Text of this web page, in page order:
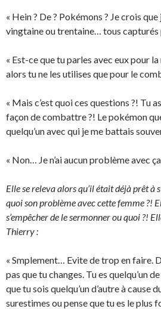
« Hein ? De ? Pokémons ? Je crois que
vingtaine ou trentaine… tous capturés
« Est-ce que tu parles avec eux pour
alors tu ne les utilises que pour le
« Mais c’est quoi ces questions ?! Tu
façon de combattre ?! Le pokémon
quelqu’un avec qui je me battais
« Non… Je n’ai aucun problème avec
Elle se releva alors qu’il était déjà prêt à
quoi son problème avec cette femme ?!
s’empêcher de le sermonner ou quoi ?!
Thierry :
« Smplement… Evite de trop en faire.
pas que tu changes. Tu es quelqu’un
que tu sois quelqu’un d’autre à cause
surestimes ou pense que tu es le plus